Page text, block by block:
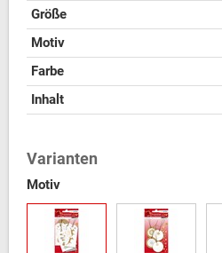
Größe
Motiv
Farbe
Inhalt
Varianten
Motiv